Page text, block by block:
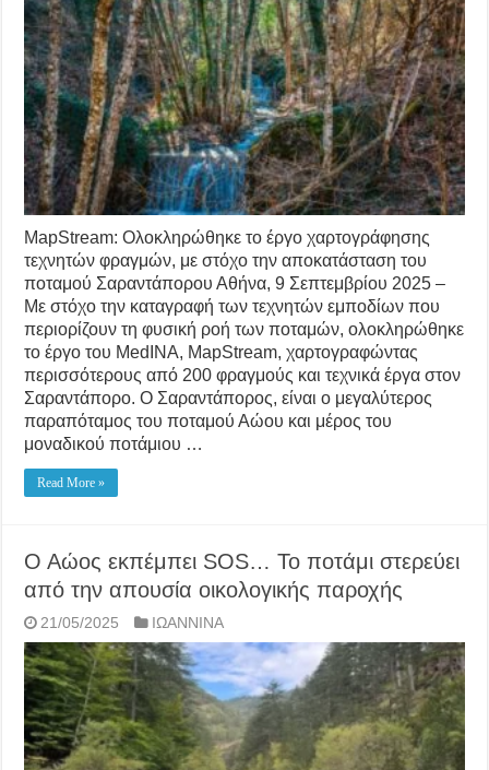
MapStream: Ολοκληρώθηκε το έργο χαρτογράφησης
τεχνητών φραγμών, με στόχο την αποκατάσταση του
ποταμού Σαραντάπορου Αθήνα, 9 Σεπτεμβρίου 2025 –
Με στόχο την καταγραφή των τεχνητών εμποδίων που
περιορίζουν τη φυσική ροή των ποταμών, ολοκληρώθηκε
το έργο του MedINA, MapStream, χαρτογραφώντας
περισσότερους από 200 φραγμούς και τεχνικά έργα στον
Σαραντάπορο. Ο Σαραντάπορος, είναι ο μεγαλύτερος
παραπόταμος του ποταμού Αώου και μέρος του
μοναδικού ποτάμιου …
Read More »
Ο Αώος εκπέμπει SOS… Το ποτάμι στερεύει
από την απουσία οικολογικής παροχής
21/05/2025 ΙΩΑΝΝΙΝΑ